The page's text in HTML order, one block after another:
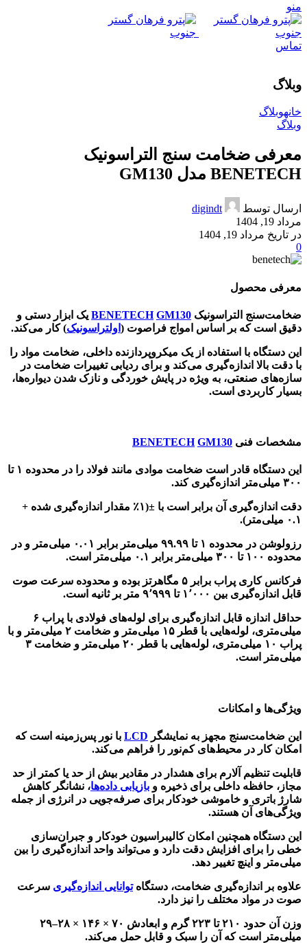
منو
تماس
وبلاگ
خانهوبلاگ
وبلاگ
معرفی ضخامت‌ سنج التراسونیک
BENETECH مدل GM130
ارسال توسط
digindt
مرداد 19, 1404
در تاریخ مرداد 19, 1404
0
معرفی محصول
ضخامت‌سنج التراسونیک BENETECH GM130
یک ابزار دستی و
دقیق است که بر اساس امواج فراصوت ( اولتراسونیک) کار می‌کند.
این دستگاه با استفاده از یک میکروپردازنده داخلی، ضخامت مواد را
با دقت بالا اندازه‌گیری می‌کند و برای ردیابی تغییرات ضخامت در
سازه‌های صنعتی، به ‌ویژه در پایش خوردگی و نازک شدن دیواره‌ها،
بسیار کاربردی است.
مشخصات فنی BENETECH GM130
این دستگاه قادر است ضخامت موادی مانند فولاد را در محدوده ۱ تا
۳۰۰ میلی‌متر اندازه‌گیری کند.
دقت اندازه‌گیری آن برابر است با ±(۱٪ مقدار اندازه‌گیری شده +
۰.۱ میلی‌متر).
رزولوشن در محدوده ۱ تا ۹۹.۹۹ میلی‌متر برابر ۰.۰۱ میلی‌متر و در
محدوده ۱۰۰ تا ۳۰۰ میلی‌متر برابر ۰.۱ میلی‌متر است.
فرکانس کاری پراب برابر ۵ مگاهرتز بوده و محدوده سرعت صوت
قابل اندازه‌گیری بین ۱٬۰۰۰ تا ۹٬۹۹۹ متر بر ثانیه است.
حداقل اندازه قابل اندازه‌گیری برای لوله‌های فولادی با پراب ۶
میلی‌متری، لوله‌هایی با قطر ۱۵ میلی‌متر و ضخامت ۲ میلی‌متر و با
پراب ۱۰ میلی‌متری، لوله‌هایی با قطر ۲۰ میلی‌متر و ضخامت ۳
میلی‌متر است.
ویژگی‌ها و امکانات
این ضخامت‌سنج مجهز به نمایشگر LCD با نور پس‌زمینه است که
امکان کار در محیط‌های کم‌نور را فراهم می‌کند.
قابلیت تنظیم آلارم برای هشدار در مقادیر بیش از حد یا کمتر از حد
مجاز، حافظه داخلی برای ذخیره و بازیابی داده‌ها، نشانگر کاهش
شارژ باتری و خاموشی خودکار برای صرفه‌جویی در انرژی از جمله
ویژگی‌های آن هستند.
این دستگاه همچنین امکان کالیبراسیون خودکار و جبران‌سازی
خطی را برای افزایش دقت دارد و می‌تواند واحد اندازه‌گیری را بین
میلی‌متر و اینچ تغییر دهد.
علاوه بر اندازه‌گیری ضخامت، دستگاهتوانایی اندازه‌گیری سرعت
صوت در مواد مختلف را نیز دارد.
وزن آن حدود ۲۱۰ تا ۲۲۳ گرم و ابعادش ۷۰ × ۱۴۶ × ۲۸–۲۹
میلی‌متر است که آن را سبک و قابل‌ حمل می‌کند.